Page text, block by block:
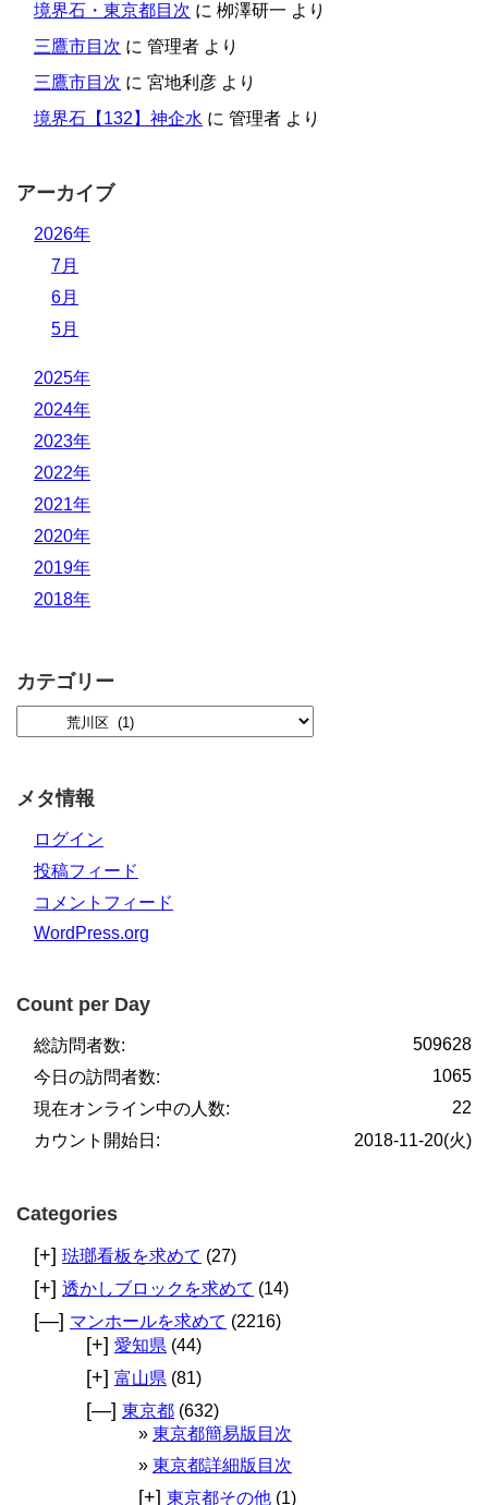
境界石・東京都目次 に 栁澤研一 より
三鷹市目次 に 管理者 より
三鷹市目次 に 宮地利彦 より
境界石【132】神企水 に 管理者 より
アーカイブ
2026年
7月
6月
5月
2025年
2024年
2023年
2022年
2021年
2020年
2019年
2018年
カテゴリー
メタ情報
ログイン
投稿フィード
コメントフィード
WordPress.org
Count per Day
509628
総訪問者数:
1065
今日の訪問者数:
22
現在オンライン中の人数:
2018-11-20(火)
カウント開始日:
Categories
[+] 琺瑯看板を求めて (27)
[+] 透かしブロックを求めて (14)
[—] マンホールを求めて (2216)
[+] 愛知県 (44)
[+] 富山県 (81)
[—] 東京都 (632)
東京都簡易版目次
東京都詳細版目次
[+] 東京都その他 (1)